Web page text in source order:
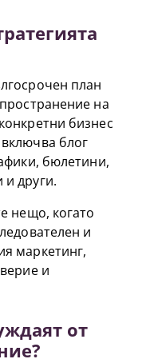
план
на
бизнес
блог
бюлетини,
други.
нещо, когато
и
маркетинг,
и
от